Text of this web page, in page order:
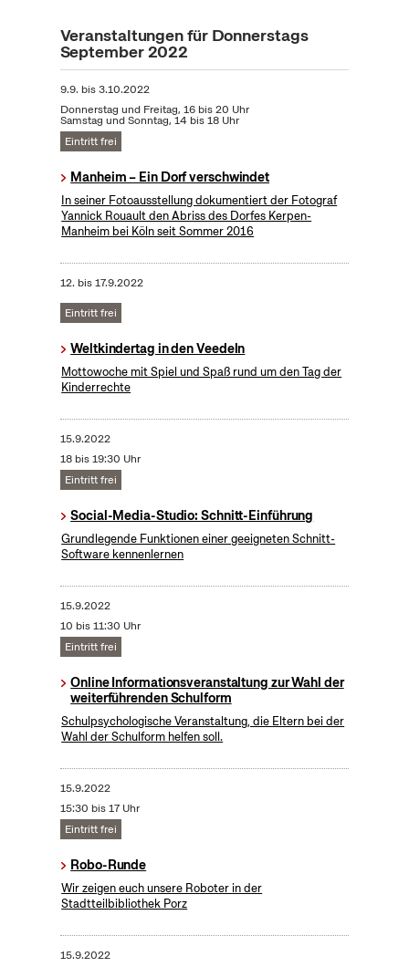
Veranstaltungen für Donnerstags
September 2022
9.9. bis3.10.2022
Donnerstag und Freitag, 16 bis 20 Uhr
Samstag und Sonntag, 14 bis 18 Uhr
Eintritt frei
Manheim – Ein Dorf verschwindet
In seiner Fotoausstellung dokumentiert der Fotograf
Yannick Rouault den Abriss des Dorfes Kerpen-
Manheim bei Köln seit Sommer 2016
12. bis17.9.2022
Eintritt frei
Weltkindertag in den Veedeln
Mottowoche mit Spiel und Spaß rund um den Tag der
Kinderrechte
15.9.2022
18 bis 19:30 Uhr
Eintritt frei
Social-Media-Studio: Schnitt-Einführung
Grundlegende Funktionen einer geeigneten Schnitt-
Software kennenlernen
15.9.2022
10 bis 11:30 Uhr
Eintritt frei
Online Informationsveranstaltung zur Wahl der
weiterführenden Schulform
Schulpsychologische Veranstaltung, die Eltern bei der
Wahl der Schulform helfen soll.
15.9.2022
15:30 bis 17 Uhr
Eintritt frei
Robo-Runde
Wir zeigen euch unsere Roboter in der
Stadtteilbibliothek Porz
15.9.2022